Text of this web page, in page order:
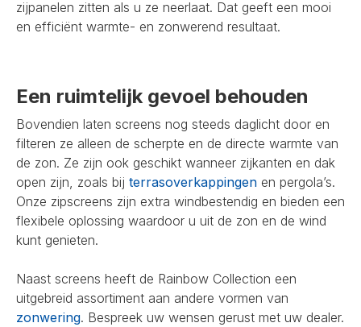
zijpanelen zitten als u ze neerlaat. Dat geeft een mooi
en efficiënt warmte- en zonwerend resultaat.
Een ruimtelijk gevoel behouden
Bovendien laten screens nog steeds daglicht door en
filteren ze alleen de scherpte en de directe warmte van
de zon. Ze zijn ook geschikt wanneer zijkanten en dak
open zijn, zoals bij terrasoverkappingen en pergola’s.
Onze zipscreens zijn extra windbestendig en bieden een
flexibele oplossing waardoor u uit de zon en de wind
kunt genieten.
Naast screens heeft de Rainbow Collection een
uitgebreid assortiment aan andere vormen van
zonwering. Bespreek uw wensen gerust met uw dealer.